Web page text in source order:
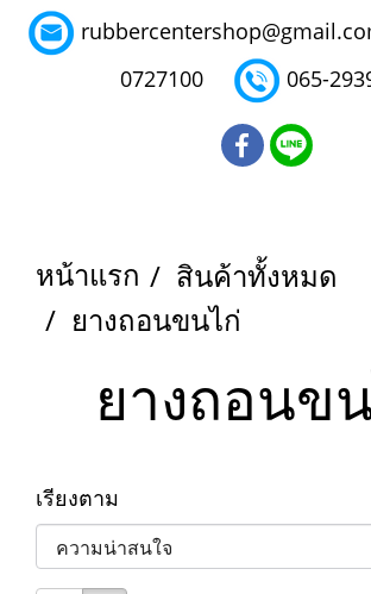
0727100
065-
หน้าแรก
สินค้าทั้งหมด
ยางถอนขนไก่
ยางถอนข
เรียงตาม